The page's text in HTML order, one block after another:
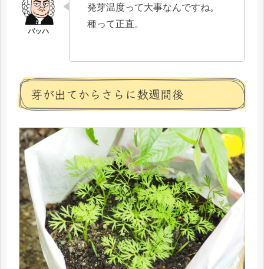
発芽温度って大事なんですね。
種って正直。
芽が出てからさらに数週間後